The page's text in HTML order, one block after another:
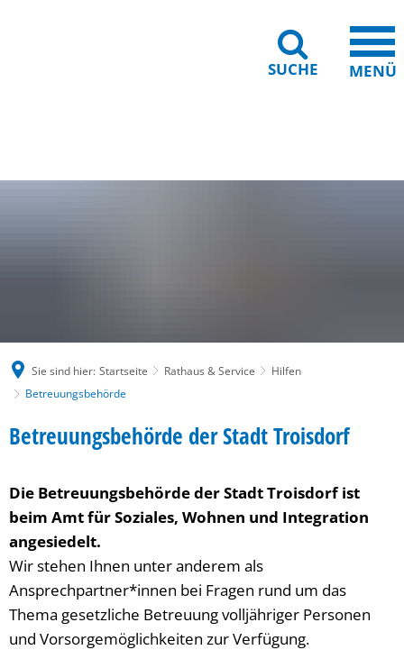
SUCHE MENÜ
Sie sind hier: Startseite Rathaus & Service
Hilfen
Betreuungsbehörde
Betreuungsbehörde
Betreuungsbehörde der Stadt Troisdorf
Die Betreuungsbehörde der Stadt Troisdorf ist
beim Amt für Soziales, Wohnen und Integration
angesiedelt.
Wir stehen Ihnen unter anderem als
Ansprechpartner*innen bei Fragen rund um das
Thema gesetzliche Betreuung volljähriger Personen
und Vorsorgemöglichkeiten zur Verfügung.